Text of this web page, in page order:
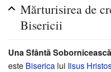
Mărturisirea de
Bisericii
Una Sfântă
este Biserica lui Iisus